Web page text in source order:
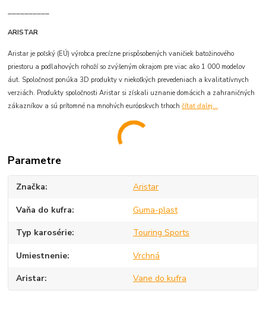
ARISTAR
Aristar je poľský (EÚ) výrobca precízne prispôsobených vaničiek batožinového
priestoru a podlahových rohoží so zvýšeným okrajom pre viac ako 1 000 modelov
áut. Spoločnosť ponúka 3D produkty v niekoľkých prevedeniach a kvalitatívnych
verziách. Produkty spoločnosti Aristar si získali uznanie domácich a zahraničných
zákazníkov a sú prítomné na mnohých európskych trhochčítať ďalej...
Parametre
Značka Aristar
Vaňa do kufra Guma-plast
Typ karosérie Touring Sports
Umiestnenie Vrchná
Aristar Vane do kufra